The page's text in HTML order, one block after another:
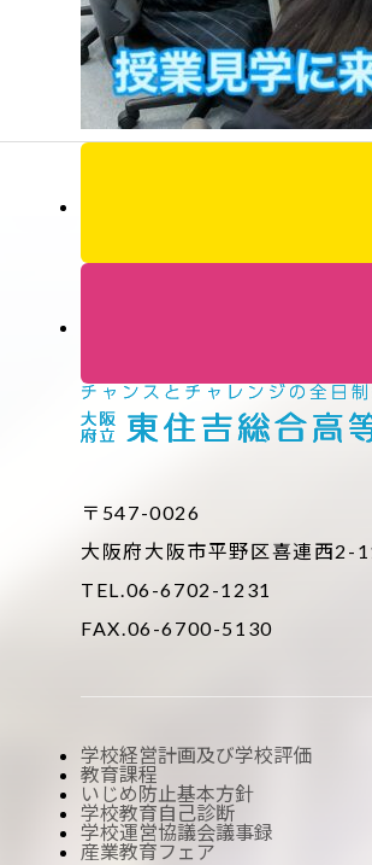
〒547-0026
大阪府大阪市平野区喜連西2-
TEL.06-6702-1231
FAX.06-6700-5130
学校経営計画及び学校評価
教育課程
いじめ防止基本方針
学校教育自己診断
学校運営協議会議事録
産業教育フェア